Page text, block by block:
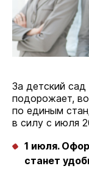
За детский сад
подорожает,
по единым
в силу с июля
1 июля.
станет